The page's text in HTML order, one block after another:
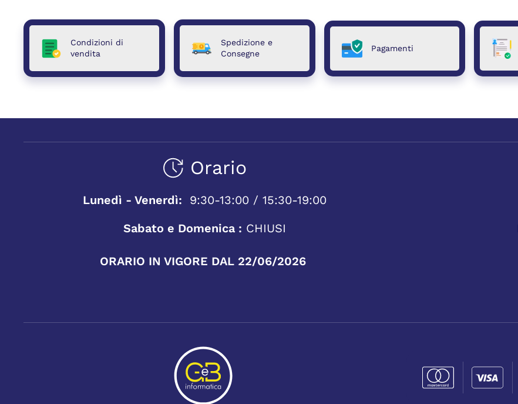
Condizioni di
vendita
Spedizione e
Consegne
Pagamenti
Orario
Lunedì - Venerdì:
9:30-13:00 / 15:30-19:00
Sabato e Domenica : CHIUSI
ORARIO IN VIGORE DAL 22/06/2026